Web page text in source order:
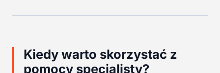
Kiedy warto skorzystać z
pomocy specjalisty?